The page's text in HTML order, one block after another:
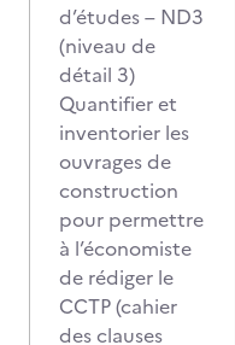
d’études – ND3
(niveau de
détail 3)
Quantifier et
inventorier les
ouvrages de
construction
pour permettre
à l’économiste
de rédiger le
CCTP (cahier
des clauses